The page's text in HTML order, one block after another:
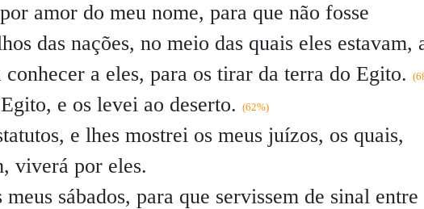
amor do meu nome, para que não fosse
das nações, no meio das quais eles estavam,
a eles, para os tirar da terra do Egito.
e os levei ao deserto. (62%)
e lhes mostrei os meus juízos, os quais,
viverá por eles.
sábados, para que servissem de sinal entre